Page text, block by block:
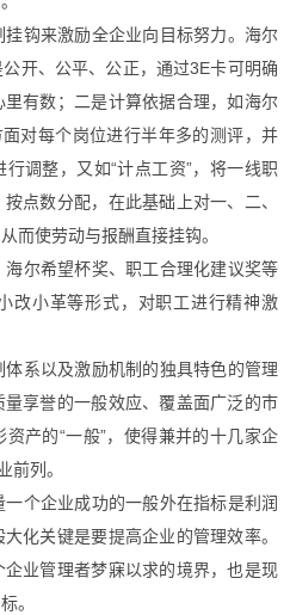
钩来激励全企业向目标努力。海尔
开、公平、公正，通过3E卡可明确
有数；二是计算依据合理，如海尔
对每个岗位进行半年多的测评，并
调整，又如“计点工资”，将一线职
点数分配，在此基础上对一、二、
而使劳动与报酬直接挂钩。
尔希望杯奖、职工合理化建议奖等
改小革等形式，对职工进行精神激
系以及激励机制的独具特色的管理
享誉的一般效应、覆盖面广泛的市
产的“一般”，使得兼并的十几家企
前列。
个企业成功的一般外在指标是利润
化关键是要提高企业的管理效率。
业管理者梦寐以求的境界，也是现
。